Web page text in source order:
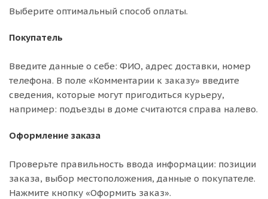
Выберите оптимальный способ оплаты.
Покупатель
Введите данные о себе: ФИО, адрес доставки, номер
телефона. В поле «Комментарии к заказу» введите
сведения, которые могут пригодиться курьеру,
например: подъезды в доме считаются справа налево.
Оформление заказа
Проверьте правильность ввода информации: позиции
заказа, выбор местоположения, данные о покупателе.
Нажмите кнопку «Оформить заказ».